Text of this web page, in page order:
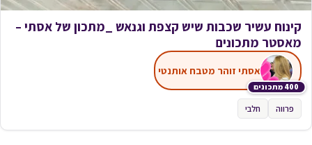
קינוח עשיר שכבות שיש קצפת וגנאש _מתכון של אסתי –
מאסטר מתכונים
400 מתכונים
אסתי זוהר מטבח אותנטי
פרווה חלבי